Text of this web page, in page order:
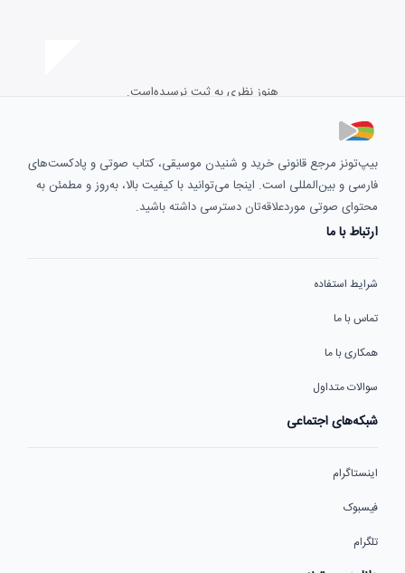
هنوز نظری به ثبت نرسیده‌است.
بیپ‌تونز مرجع قانونی خرید و شنیدن موسیقی، کتاب صوتی و پادکست‌های
فارسی و بین‌المللی است. اینجا می‌توانید با کیفیت بالا، به‌روز و مطمئن به
محتوای صوتی موردعلاقه‌تان دسترسی داشته باشید.
ارتباط با ما
شرایط استفاده
تماس با ما
همکاری با ما
سوالات متداول
شبکه‌های اجتماعی
اینستاگرام
فیسبوک
تلگرام